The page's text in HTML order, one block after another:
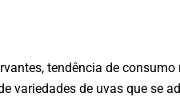
tendência de consumo
variedades de uvas que se